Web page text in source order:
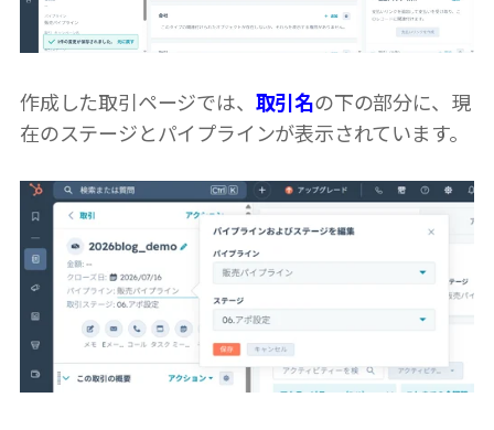
作成した取引ページでは、 取引名の下の部分に、現
在のステージとパイプラインが表示されています。